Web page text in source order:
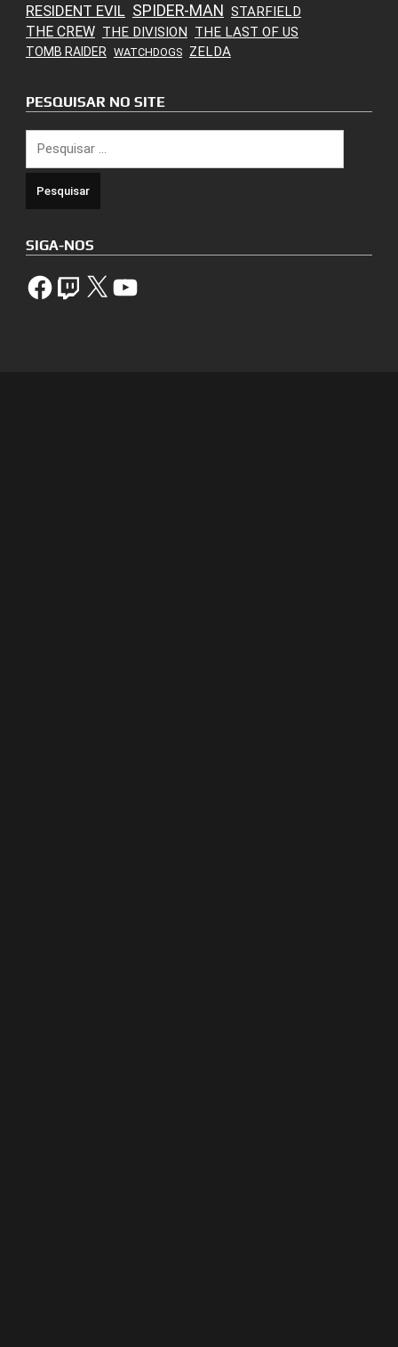
RESIDENT EVIL SPIDER-MAN STARFIELD
THE CREW THE DIVISION THE LAST OF US
TOMB RAIDER WATCHDOGS ZELDA
PESQUISAR NO SITE
por:
SIGA-NOS
FacebookTwitch X YouTube